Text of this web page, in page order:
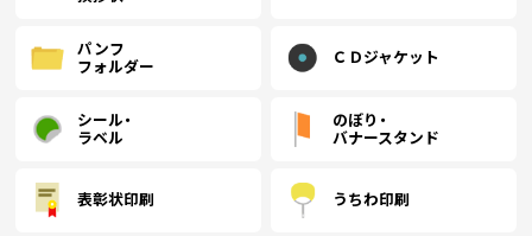
パンフ
フォルダー
ＣＤジャケット
シール・
ラベル
のぼり・
バナースタンド
表彰状印刷 うちわ印刷